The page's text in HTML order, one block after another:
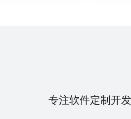
专注软件定制开